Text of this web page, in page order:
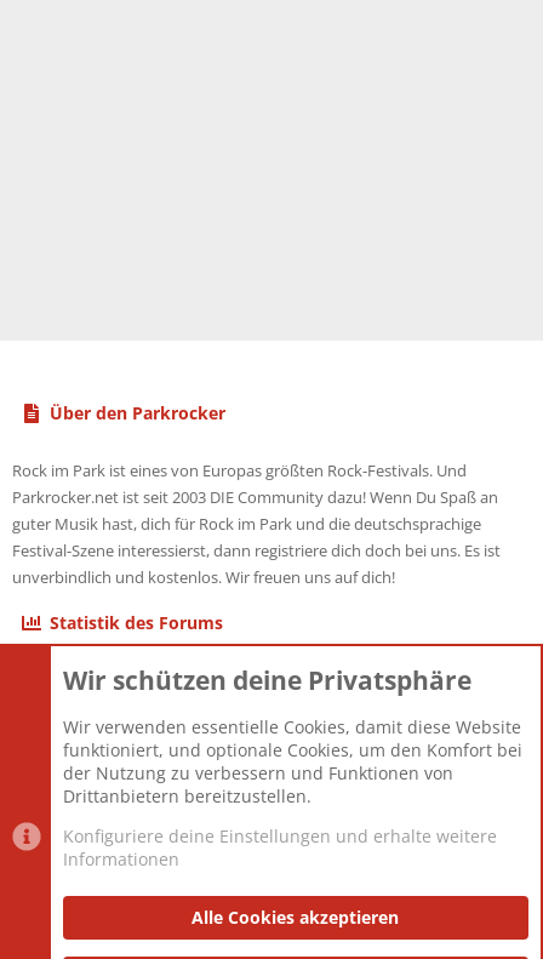
Über den Parkrocker
Rock im Park ist eines von Europas größten Rock-Festivals. Und
Parkrocker.net ist seit 2003 DIE Community dazu! Wenn Du Spaß an
guter Musik hast, dich für Rock im Park und die deutschsprachige
Festival-Szene interessierst, dann registriere dich doch bei uns. Es ist
unverbindlich und kostenlos. Wir freuen uns auf dich!
Statistik des Forums
Themen
Mitglieder
12.427
Neuestes Mitglied
Berlin
Datenschutzerklärung Impressum
Wir schützen deine Privatsphäre
Wir verwenden essentielle Cookies, damit diese Website
funktioniert, und optionale Cookies, um den Komfort bei
der Nutzung zu verbessern und Funktionen von
Drittanbietern bereitzustellen.
Konfiguriere deine Einstellungen und erhalte weitere
Informationen
Alle Cookies akzeptieren